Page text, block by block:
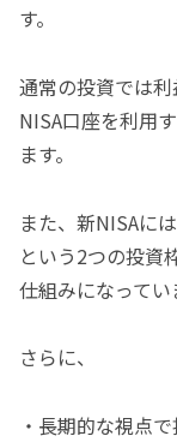
す。
通常の投資では利
NISA口座を利用
ます。
また、新NISAに
という2つの投資
仕組みになってい
さらに、
・長期的な視点